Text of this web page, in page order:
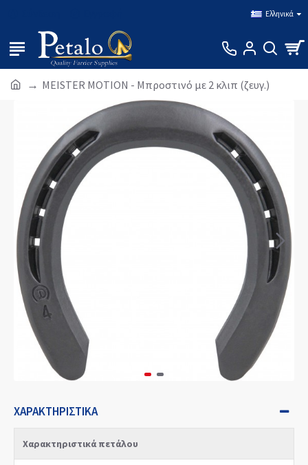
Ελληνικά
MEISTER MOTION - Μπροστινό με 2 κλιπ (ζευγ.)
ΧΑΡΑΚΤΗΡΙΣΤΙΚΆ
Χαρακτηριστικά πετάλου